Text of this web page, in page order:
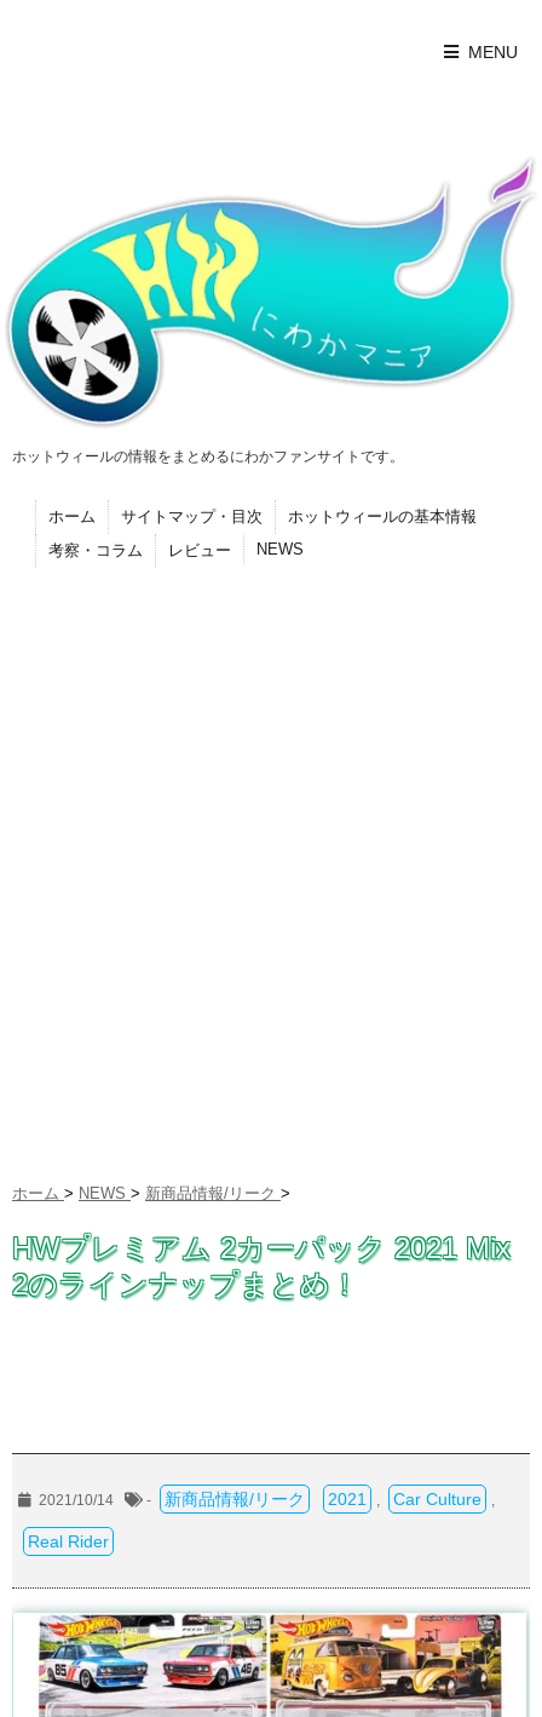
MENU
ホットウィールの情報をまとめるにわかファンサイトです。
ホーム サイトマップ・目次
ホットウィールの基本情報
考察・コラム
レビュー NEWS
ホーム > NEWS > 新商品情報/リーク >
HWプレミアム 2カーパック 2021 Mix
2のラインナップまとめ！
2021/10/14 - 新商品情報/リーク 2021 Car Culture
Real Rider